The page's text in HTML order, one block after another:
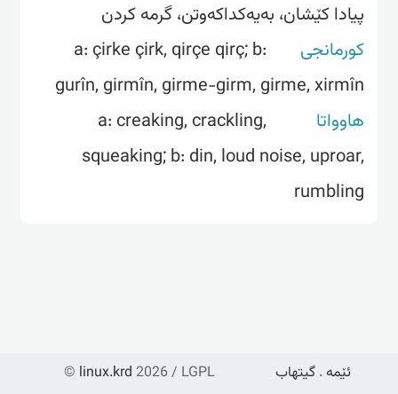
پیادا کێشان، بەیەکداکەوتن، گرمە کردن
کورمانجی
a: çirke çirk, qirçe qirç; b:
gurîn, girmîn, girme-girm, girme, xirmîn
هاوواتا
a: creaking, crackling,
squeaking; b: din, loud noise, uproar,
rumbling
© linux.krd 2026 / LGPL ئێمە . گیتهاب